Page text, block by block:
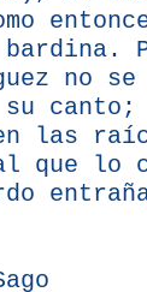
no
su canto;
en las
que lo